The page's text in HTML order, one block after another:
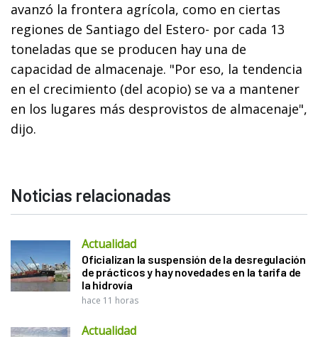
avanzó la frontera agrícola, como en ciertas
regiones de Santiago del Estero- por cada 13
toneladas que se producen hay una de
capacidad de almacenaje. "Por eso, la tendencia
en el crecimiento (del acopio) se va a mantener
en los lugares más desprovistos de almacenaje",
dijo.
Noticias relacionadas
Actualidad
Oficializan la suspensión de la desregulación
de prácticos y hay novedades en la tarifa de
la hidrovía
hace 11 horas
Actualidad